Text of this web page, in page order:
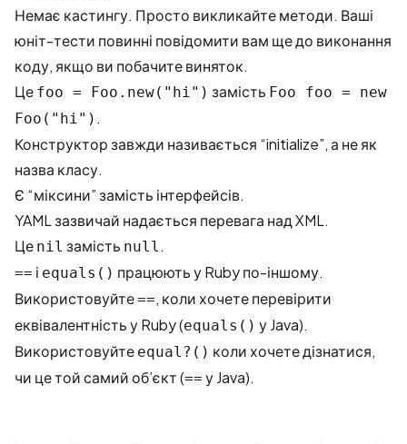
Немає кастингу. Просто викликайте методи. Ваші
юніт-тести повинні повідомити вам ще до виконання
коду, якщо ви побачите виняток.
Це foo = Foo.new("hi") замість Foo foo = new
Foo("hi") .
Конструктор завжди називається “initialize”, а не як
назва класу.
Є “міксини” замість інтерфейсів.
YAML зазвичай надається перевага над XML.
Це nil замість null .
== і equals() працюють у Ruby по-іншому.
Використовуйте==, коли хочете перевірити
еквівалентність у Ruby (equals() у Java).
Використовуйте equal?() коли хочете дізнатися,
чи це той самий об’єкт (== у Java).